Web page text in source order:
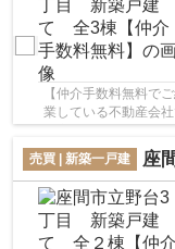
【仲介手数料無料で
業している不動産会
売買 | 新築一戸建
座間